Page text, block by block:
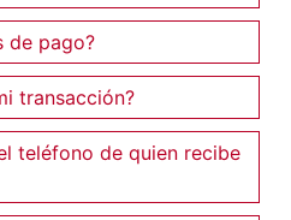
de pago?
transacción?
teléfono de quien recibe